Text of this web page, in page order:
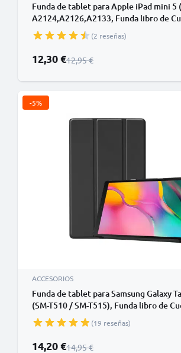
Funda de tablet para Apple iPad mini 5
A2124,A2126,A2133, Funda libro de
Protector para tablet con función de
color negro, Flip Cover Bookstyle -
para tablet PC
(2 reseñas)
Precio especial
12,30 €Precio normal
12,95 €
-5%
ACCESORIOS
Funda de tablet para Samsung Galaxy
(SM-T510 / SM-T515), Funda libro de
Protector para tablet con función de
color negro, Flip Cover Bookstyle -
para tablet PC
(19 reseñas)
Precio especial
14,20 €Precio normal
14,95 €